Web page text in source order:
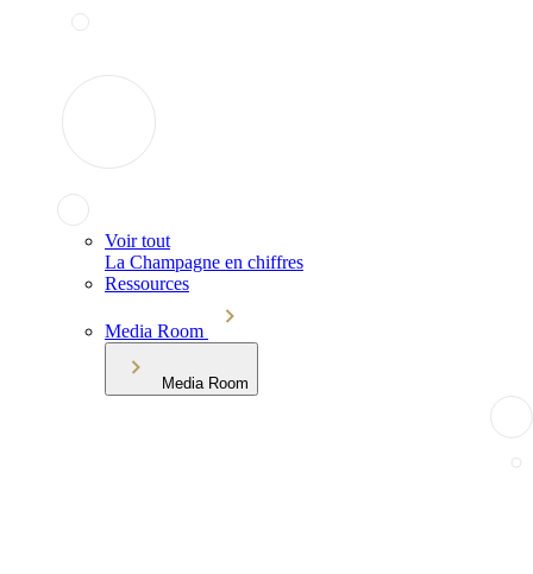
Voir tout
La Champagne en chiffres
Ressources
Media Room
Media Room